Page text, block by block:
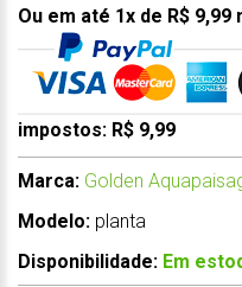
Ou em até 1x de R$
impostos: R$ 9,99
Marca: Golden
Modelo: planta
Disponibilidade: Em